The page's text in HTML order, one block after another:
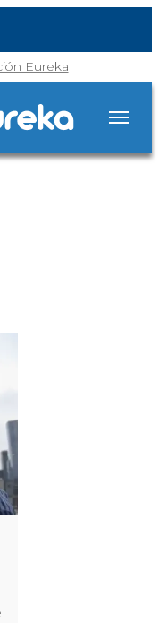
Eureka